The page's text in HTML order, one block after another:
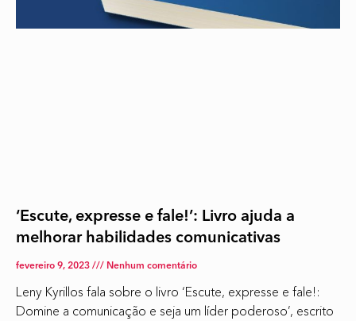
‘Escute, expresse e fale!’: Livro ajuda a
melhorar habilidades comunicativas
fevereiro 9, 2023 Nenhum comentário
Leny Kyrillos fala sobre o livro ‘Escute, expresse e fale!:
Domine a comunicação e seja um líder poderoso’, escrito